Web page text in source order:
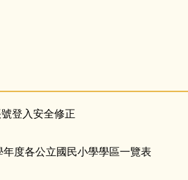
登入安全修正
年度各公立國民小學學區一覽表